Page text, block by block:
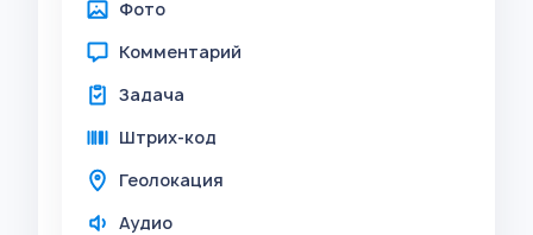
Фото
Комментарий
Задача
Штрих-код
Геолокация
Аудио